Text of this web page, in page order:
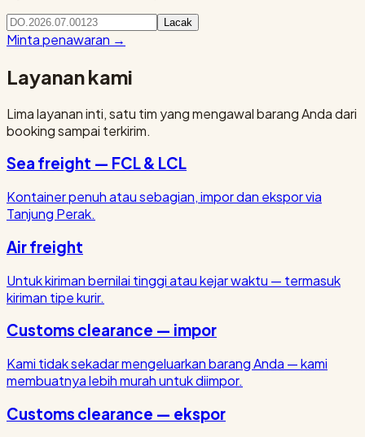
Lacak
Minta penawaran →
Layanan kami
Lima layanan inti, satu tim yang mengawal barang Anda dari
booking sampai terkirim.
Sea freight — FCL & LCL
Kontainer penuh atau sebagian, impor dan ekspor via
Tanjung Perak.
Air freight
Untuk kiriman bernilai tinggi atau kejar waktu — termasuk
kiriman tipe kurir.
Customs clearance — impor
Kami tidak sekadar mengeluarkan barang Anda — kami
membuatnya lebih murah untuk diimpor.
Customs clearance — ekspor